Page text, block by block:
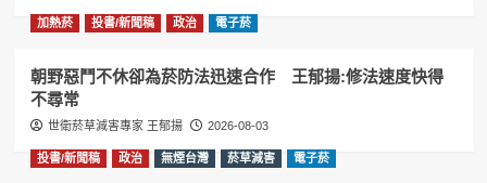
加熱菸 投書/新聞稿 政治 電子菸
朝野惡鬥不休卻為菸防法迅速合作 王郁揚:修法速度快得
不尋常
世衛菸草減害專家 王郁揚 2026-08-03
投書/新聞稿 政治 無煙台灣 菸草減害 電子菸